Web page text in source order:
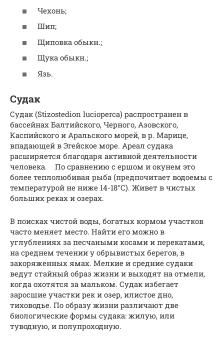
Чехонь;
Шип;
Щиповка обыкн.;
Щука обыкн.;
Язь.
Судак
Судак (Stizostedion lucioperca) распространен в
бассейнах Балтийского, Черного, Азовского,
Каспийского и Аральского морей, в р. Марице,
впадающей в Эгейское море. Ареал судака
расширяется благодаря активной деятельности
человека. По сравнению с ершом и окунем это
более теплолюбивая рыба (предпочитает водоемы с
температурой не ниже 14-18°С). Живет в чистых
больших реках и озерах.
В поисках чистой воды, богатых кормом участков
часто меняет место. Найти его можно в
углублениях за песчаными косами и перекатами,
на среднем течении у обрывистых берегов, в
закоряженных ямах. Мелкие и средние судаки
ведут стайный образ жизни и выходят на отмели,
когда охотятся за мальком. Судак избегает
заросшие участки рек и озер, илистое дно,
тиховодье. По образу жизни различают две
биологические формы судака: жилую, или
туводную, и полупроходную.